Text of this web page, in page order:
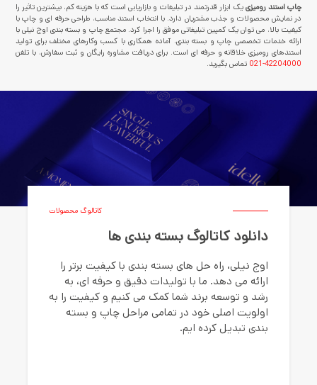
چاپ استند رومیزییک ابزار قدرتمند در تبلیغات و بازاریابی است که با هزینه کم، بیشترین تاثیر را
در نمایش محصولات و جذب مشتریان دارد. با انتخاب استند مناسب، طراحی حرفه ای و چاپ با
کیفیت بالا، می توان یک کمپین تبلیغاتی موفق را اجرا کرد. مجتمع چاپ و بسته بندی اوج نیلی با
ارائه خدمات تخصصی چاپ و بسته بندی، آماده همکاری با کسب وکارهای مختلف برای تولید
استندهای رومیزی خلاقانه و حرفه ای است. برای دریافت مشاوره رایگان و ثبت سفارش، با تلفن
021-42204000 تماس بگیرید.
کاتالوگ محصولات
دانلود کاتالوگ بسته بندی ها
اوج نیلی، راه حل های بسته بندی با کیفیت برتر را
ارائه می دهد. ما با تولیدات دقیق و حرفه ای، به
رشد و توسعه برند شما کمک می کنیم و کیفیت را به
اولویت اصلی خود در تمامی مراحل چاپ و بسته
بندی تبدیل کرده ایم.